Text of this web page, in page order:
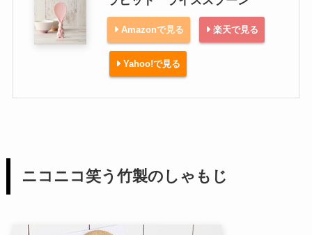
Amazonで見る 楽天で見る
Yahoo!で見る
ニコニコ笑う竹製のしゃもじ